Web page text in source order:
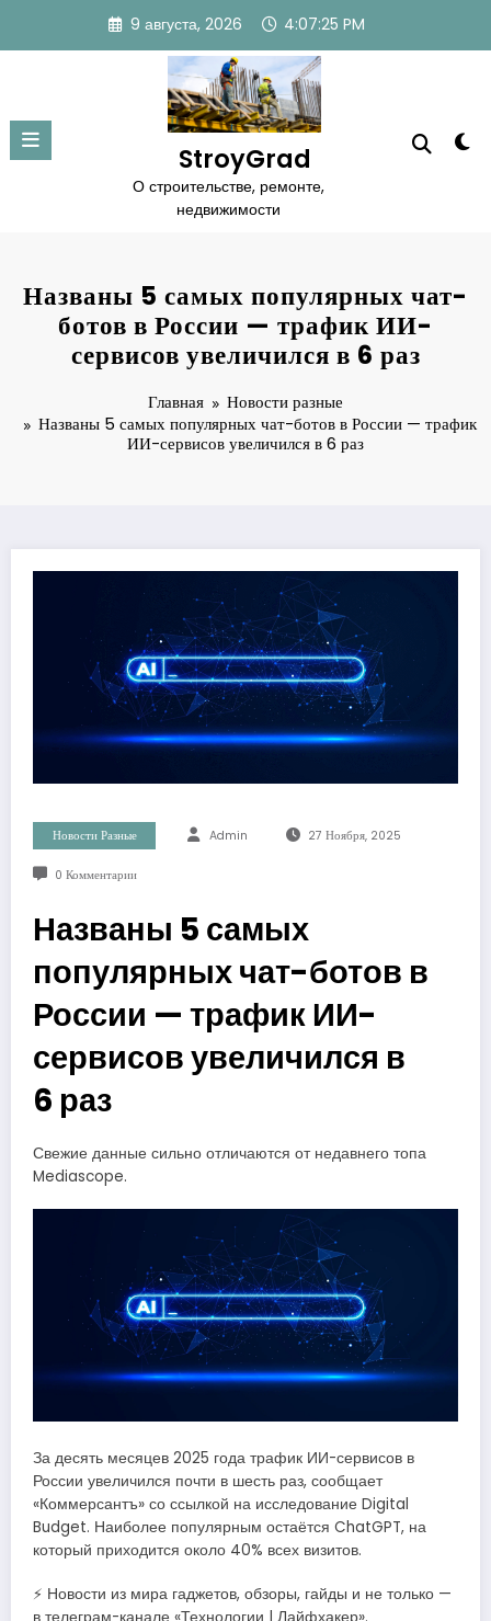
содержимому
9 августа, 2026 4:07:25 PM
StroyGrad
О строительстве, ремонте,
недвижимости
Названы 5 самых популярных чат-
ботов в России — трафик ИИ-
сервисов увеличился в 6 раз
Главная
Новости разные
Названы 5 самых популярных чат-ботов в России — трафик
ИИ-сервисов увеличился в 6 раз
Новости Разные Admin 27 Ноября, 2025
0 Комментарии
Названы 5 самых
популярных чат-ботов в
России — трафик ИИ-
сервисов увеличился в
6 раз
Свежие данные сильно отличаются от недавнего топа
Mediascope.
За десять месяцев 2025 года трафик ИИ-сервисов в
России увеличился почти в шесть раз, сообщает
«Коммерсантъ» со ссылкой на исследование Digital
Budget. Наиболее популярным остаётся ChatGPT, на
который приходится около 40% всех визитов.
⚡ Новости из мира гаджетов, обзоры, гайды и не только —